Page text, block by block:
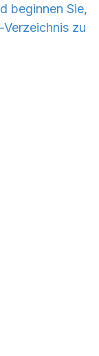
beginnen Sie,
Verzeichnis zu